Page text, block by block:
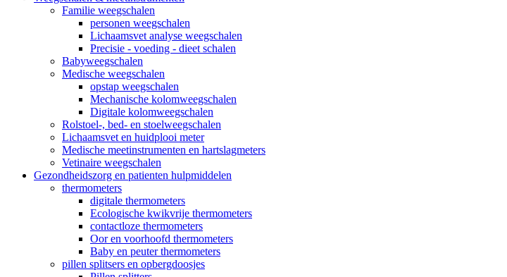
Familie weegschalen
personen weegschalen
Lichaamsvet analyse weegschalen
Precisie - voeding - dieet schalen
Babyweegschalen
Medische weegschalen
opstap weegschalen
Mechanische kolomweegschalen
Digitale kolomweegschalen
Rolstoel-, bed- en stoelweegschalen
Lichaamsvet en huidplooi meter
Medische meetinstrumenten en hartslagmeters
Vetinaire weegschalen
Gezondheidszorg en patienten hulpmiddelen
thermometers
digitale thermometers
Ecologische kwikvrije thermometers
contactloze thermometers
Oor en voorhoofd thermometers
Baby en peuter thermometers
pillen splitsers en opbergdoosjes